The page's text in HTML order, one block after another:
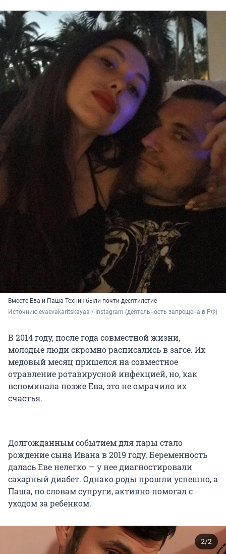
Вместе Ева и Паша Техник были почти десятилетие
Источник: evaevakaritskayaa / Instagram (деятельность запрещена в РФ)
В 2014 году, после года совместной жизни,
молодые люди скромно расписались в загсе. Их
медовый месяц пришелся на совместное
отравление ротавирусной инфекцией, но, как
вспоминала позже Ева, это не омрачило их
счастья.
Долгожданным событием для пары стало
рождение сына Ивана в 2019 году. Беременность
далась Еве нелегко — у нее диагностировали
сахарный диабет. Однако роды прошли успешно, а
Паша, по словам супруги, активно помогал с
уходом за ребенком.